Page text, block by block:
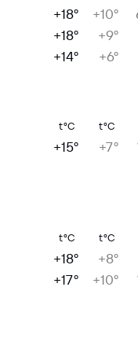
+18° +10°
+18° +9°
+14° +6°
t°C t°C
+15° +7°
t°C t°C
+18° +8°
+17° +10°